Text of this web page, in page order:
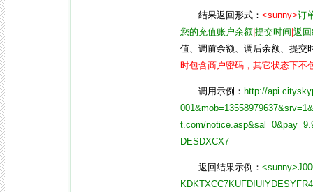
结果返回形式： <sunny>订
您的充值账户余额|提交时间|返
值、调前余额、调后余额、提交
时包含商户密码，其它状态下不
调用示例： http://
t.com/
DESDXCX7
返回结果示例：